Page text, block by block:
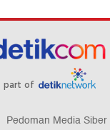
part of
Pedoman Media Siber